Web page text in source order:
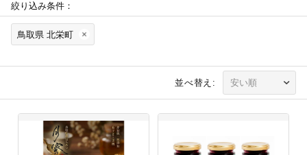
絞り込み条件：
鳥取県 北栄町
並べ替え: